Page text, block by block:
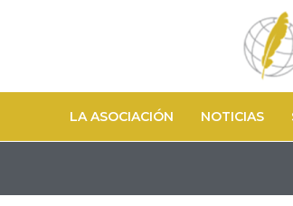
LA ASOCIACIÓN NOTICIAS